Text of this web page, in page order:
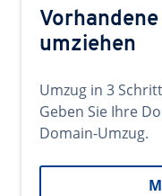
umziehen
Umzug in 3
Geben Sie Ihre
Domain-Umzug.